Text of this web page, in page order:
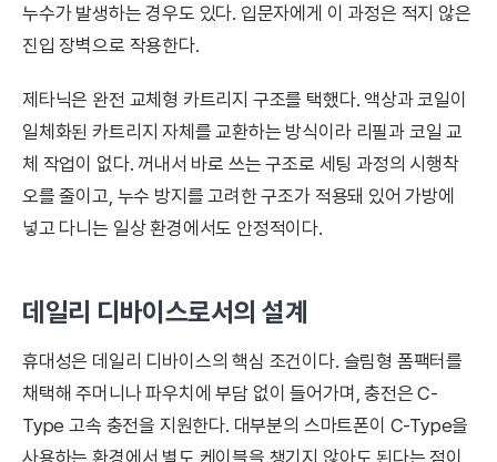
누수가 발생하는 경우도 있다. 입문자에게 이 과정은 적지 않은
진입 장벽으로 작용한다.
제타닉은 완전 교체형 카트리지 구조를 택했다. 액상과 코일이
일체화된 카트리지 자체를 교환하는 방식이라 리필과 코일 교
체 작업이 없다. 꺼내서 바로 쓰는 구조로 세팅 과정의 시행착
오를 줄이고, 누수 방지를 고려한 구조가 적용돼 있어 가방에
넣고 다니는 일상 환경에서도 안정적이다.
데일리 디바이스로서의 설계
휴대성은 데일리 디바이스의 핵심 조건이다. 슬림형 폼팩터를
채택해 주머니나 파우치에 부담 없이 들어가며, 충전은 C-
Type 고속 충전을 지원한다. 대부분의 스마트폰이 C-Type을
사용하는 환경에서 별도 케이블을 챙기지 않아도 된다는 점이